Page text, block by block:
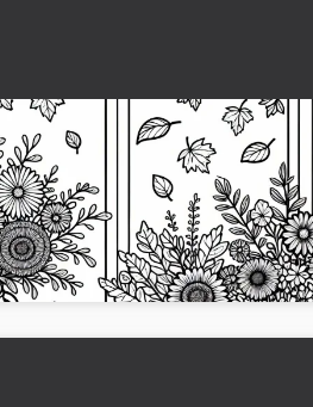
høstblomster i potte – Gratis
fargeleggingsbildet med høstblomster
det ned nå og ha det gøy med å